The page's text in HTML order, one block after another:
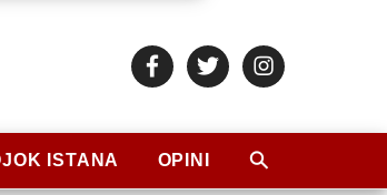
ISTANA OPINI